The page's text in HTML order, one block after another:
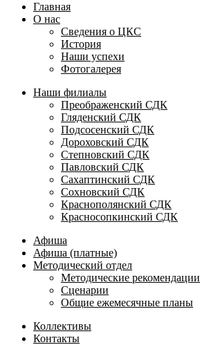
Главная
О нас
Сведения о ЦКС
История
Наши успехи
Фотогалерея
Наши филиалы
Преображенский СДК
Гляденский СДК
Подсосенский СДК
Дороховский СДК
Степновский СДК
Павловский СДК
Сахаптинский СДК
Сохновский СДК
Краснополянский СДК
Красносопкинский СДК
Афиша
Афиша (платные)
Методический отдел
Методические рекомендации
Сценарии
Общие ежемесячные планы
Коллективы
Контакты